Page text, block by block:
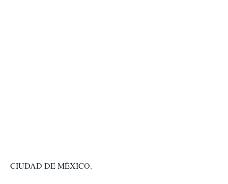
CIUDAD DE MÉXICO.